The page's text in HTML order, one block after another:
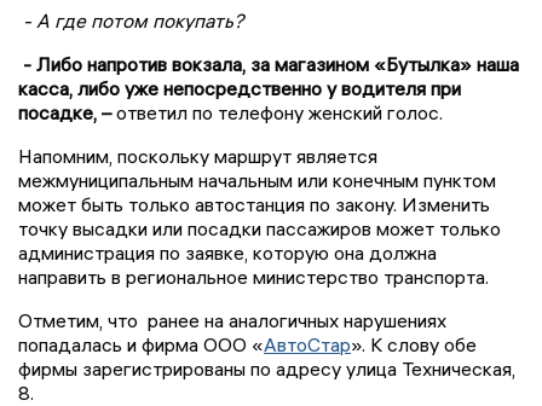
- А где потом покупать?
- Либо напротив вокзала, за магазином «Бутылка» наша
касса, либо уже непосредственно у водителя при
посадке, –ответил по телефону женский голос.
Напомним, поскольку маршрут является
межмуниципальным начальным или конечным пунктом
может быть только автостанция по закону. Изменить
точку высадки или посадки пассажиров может только
администрация по заявке, которую она должна
направить в региональное министерство транспорта.
Отметим, что ранее на аналогичных нарушениях
попадалась и фирма ООО «АвтоСтар». К слову обе
фирмы зарегистрированы по адресу улица Техническая,
8.